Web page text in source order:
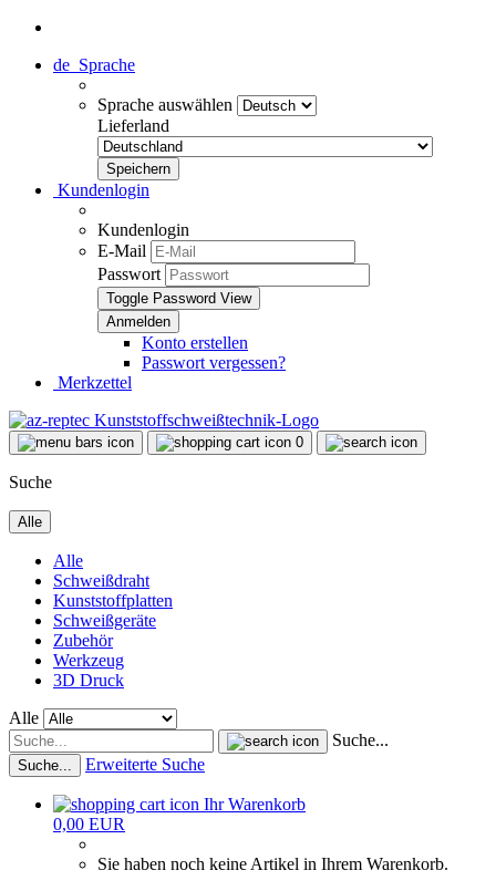
de Sprache
Sprache auswählen
Lieferland
Kundenlogin
Kundenlogin
E-Mail
Passwort
Toggle Password View
Konto erstellen
Passwort vergessen?
Merkzettel
0
Suche
Alle
Alle
Schweißdraht
Kunststoffplatten
Schweißgeräte
Zubehör
Werkzeug
3D Druck
Alle
Suche...
Suche... Erweiterte Suche
Ihr Warenkorb
0,00 EUR
Sie haben noch keine Artikel in Ihrem Warenkorb.